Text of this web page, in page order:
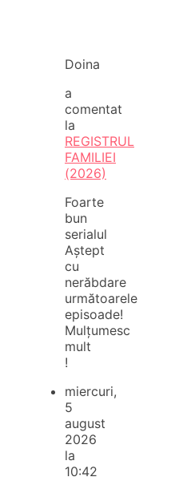
Doina
a
comentat
la
REGISTRUL
FAMILIEI
(2026)
Foarte
bun
serialul
Aștept
cu
nerăbdare
următoarele
episoade!
Mulțumesc
mult
!
miercuri,
5
august
2026
la
10:42